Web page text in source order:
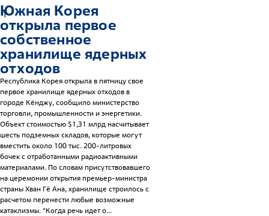
1
Южная Корея
открыла первое
собственное
хранилище ядерных
отходов
Республика Корея открыла в пятницу свое
первое хранилище ядерных отходов в
городе Кёнджу, сообщило министерство
торговли, промышленности и энергетики.
Объект стоимостью $1,31 млрд насчитывает
шесть подземных складов, которые могут
вместить около 100 тыс. 200-литровых
бочек с отработанными радиоактивными
материалами. По словам присутствовавшего
на церемонии открытия премьер-министра
страны Хван Гё Ана, хранилище строилось с
расчетом перенести любые возможные
катаклизмы. "Когда речь идет о...